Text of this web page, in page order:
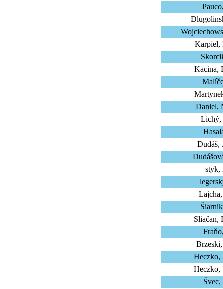
Karpiel,
Kacina,
Daniel,
Lichý,
Dudáš,
styk,
Sliačan,
Brzeski,
Heczko,
Heczko,
Švec,